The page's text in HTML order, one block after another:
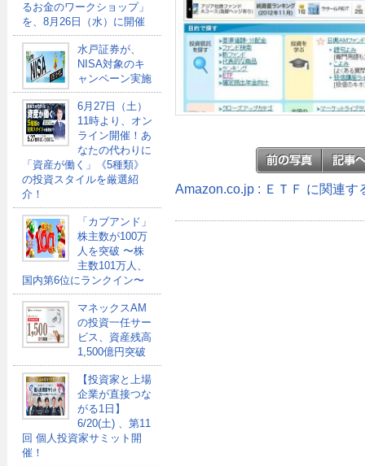
るお金のワークショップ」
を、8月26日（水）に開催
水戸証券が、
NISA対象のキ
ャンペーン実施
6月27日（土）
11時より、オン
ライン開催！あ
なたの代わりに
「資産が働く」《5種類》
の投資スタイルを厳選紹
介！
「カブアンド」
株主数が100万
人を突破 〜株
主数101万人、
国内第6位にランクイン〜
マネックスAM
の投資一任サー
ビス、資産残高
1,500億円突破
【投資家と上場
企業が直接つな
がる1日】
6/20(土) 、第11
回 個人投資家サミット開
催！
Amazon.co.jp : ＥＴＦ に関連す